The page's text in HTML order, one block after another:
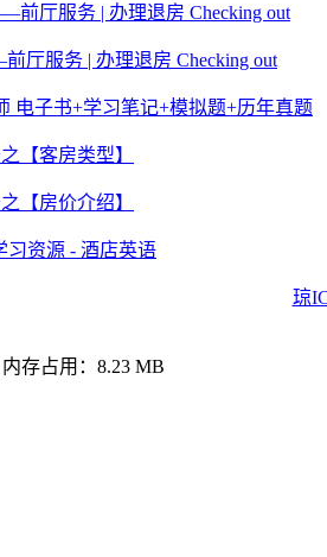
厅服务 | 办理退房 Checking out
厅服务 | 办理退房 Checking out
电子书+学习笔记+模拟题+历年真题
【客房类型】
【房价介绍】
习资源 - 酒店英语
琼
存占用：8.23 MB